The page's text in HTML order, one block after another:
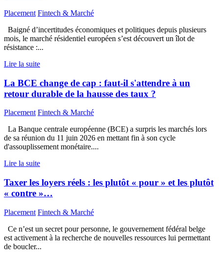
Placement Fintech & Marché
Baigné d’incertitudes économiques et politiques depuis plusieurs
mois, le marché résidentiel européen s’est découvert un îlot de
résistance :...
Lire la suite
La BCE change de cap : faut-il s'attendre à un
retour durable de la hausse des taux ?
Placement Fintech & Marché
La Banque centrale européenne (BCE) a surpris les marchés lors
de sa réunion du 11 juin 2026 en mettant fin à son cycle
d'assouplissement monétaire....
Lire la suite
Taxer les loyers réels : les plutôt « pour » et les plutôt
« contre »…
Placement Fintech & Marché
Ce n’est un secret pour personne, le gouvernement fédéral belge
est activement à la recherche de nouvelles ressources lui permettant
de boucler...